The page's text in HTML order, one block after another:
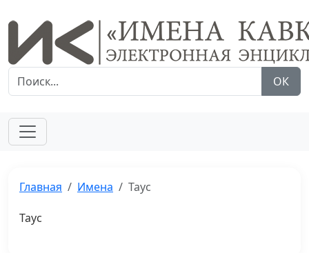
ОК
Главная Имена Таус
Таус